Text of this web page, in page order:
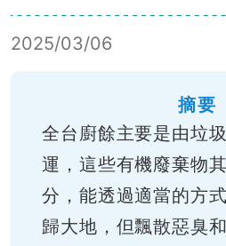
2025/03/06
摘要
全台廚餘主要是由垃
運，這些有機廢棄物
分，能透過適當的方
歸大地，但飄散惡臭